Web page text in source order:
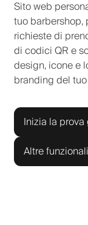
Sito web
tuo
richieste di
di codici QR e
design, icone e
branding del
Inizia la
Altre